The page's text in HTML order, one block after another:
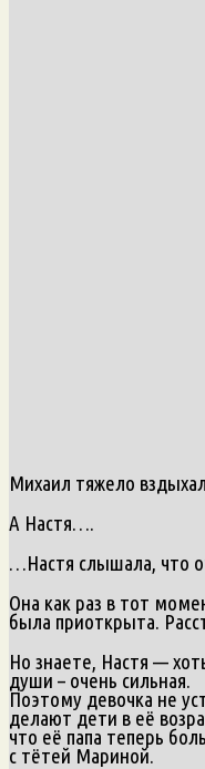
Михаил тяжело
А Настя….
…Настя слышала, что
Она как раз в тот
была приоткрыта.
Но знаете, Настя —
души – очень сильная.
Поэтому девочка не
делают дети в её
что её папа теперь
с тётей Мариной.